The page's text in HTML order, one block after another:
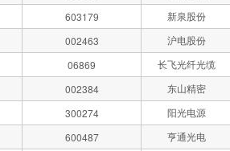
603179
新泉股份
002463
沪电股份
06869
长飞光纤光缆
002384
东山精密
300274
阳光电源
600487
亨通光电